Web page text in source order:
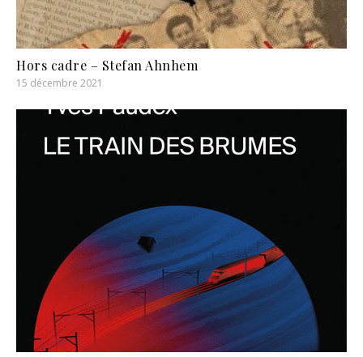
Hors cadre – Stefan Ahnhem
15 décembre 2021